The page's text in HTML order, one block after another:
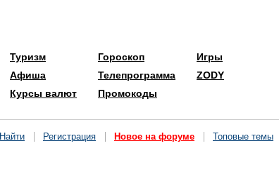
Туризм
Афиша
Курсы валют
Гороскоп
Телепрограмма
Промокоды
Игры
ZODY
Найти Регистрация Новое на форуме Топовые темы